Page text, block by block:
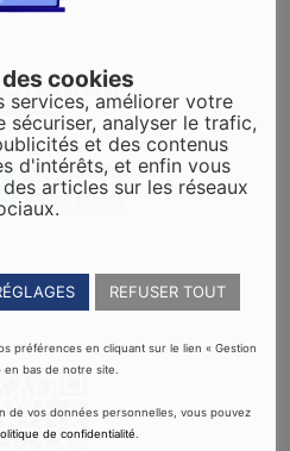
ÉVÉNEMENT
cookies
services, améliorer votre
sécuriser, analyser le trafic,
et des contenus
d'intérêts, et enfin vous
articles sur les réseaux
REFUSER TOUT
préférences en cliquant sur le lien « Gestion
en bas de notre site.
de vos données personnelles, vous pouvez
de confidentialité